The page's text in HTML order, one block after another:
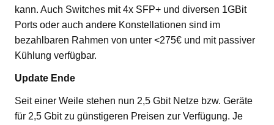
kann. Auch Switches mit 4x SFP+ und diversen 1GBit
Ports oder auch andere Konstellationen sind im
bezahlbaren Rahmen von unter <275€ und mit passiver
Kühlung verfügbar.
Update Ende
Seit einer Weile stehen nun 2,5 Gbit Netze bzw. Geräte
für 2,5 Gbit zu günstigeren Preisen zur Verfügung. Je